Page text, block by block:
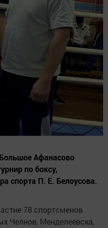
Афанасово
по боксу,
спорта П. Е. Белоусова.
78 спортсменов
Челнов, Менделеевска,